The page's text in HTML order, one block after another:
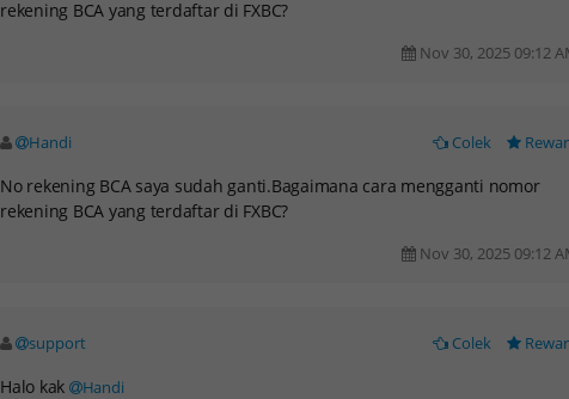
rekening BCA yang terdaftar di FXBC?
Nov 30, 2025 09:12
Handi Colek
No rekening BCA saya sudah ganti.Bagaimana cara mengganti nomor
rekening BCA yang terdaftar di FXBC?
Nov 30, 2025 09:12
support Colek
Halo kak Handi